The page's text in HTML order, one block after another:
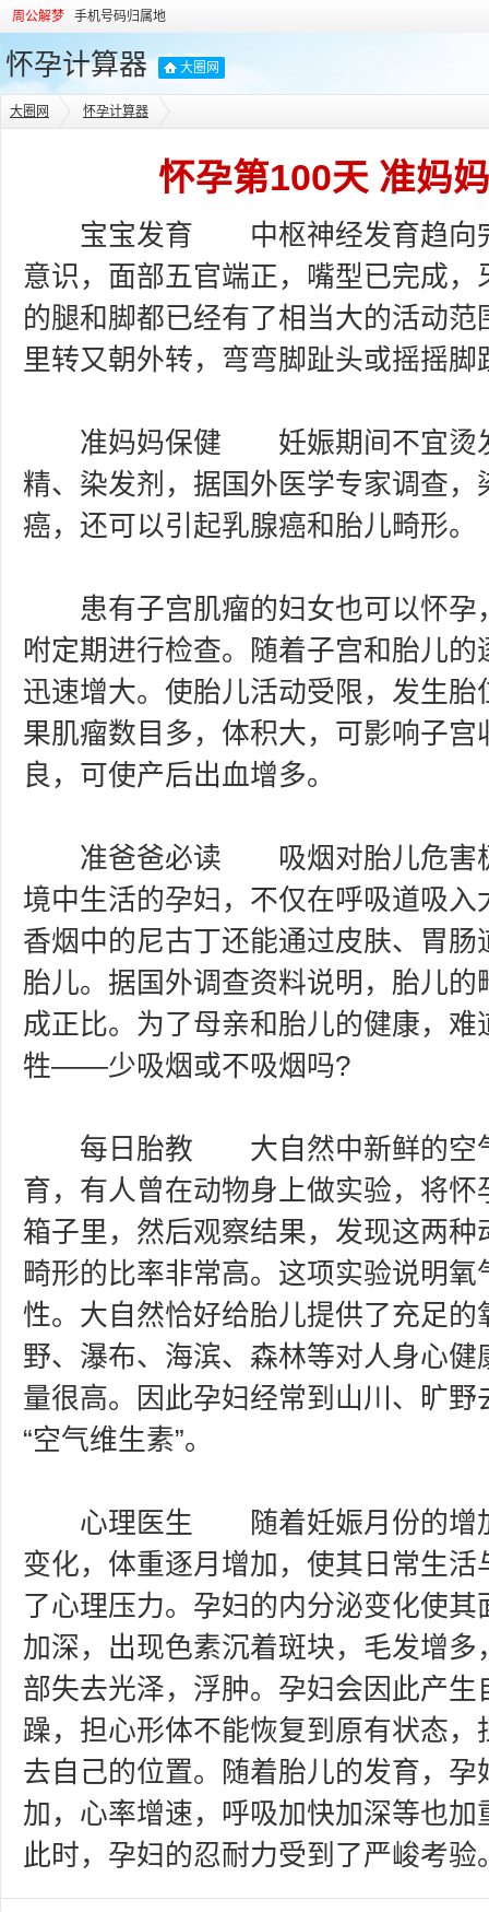
周公解梦 手机号码归属地
怀孕计算器 大圈网
大圈网 怀孕计算器
怀孕第100天 准妈
宝宝发育 中枢神经发育趋向完
意识，面部五官端正，嘴型已完成
的腿和脚都已经有了相当大的活动
里转又朝外转，弯弯脚趾头或摇摇脚
准妈妈保健 妊娠期间不宜烫发
精、染发剂，据国外医学专家调查，
癌，还可以引起乳腺癌和胎儿畸形。
患有子宫肌瘤的妇女也可以怀孕
咐定期进行检查。随着子宫和胎儿
迅速增大。使胎儿活动受限，发生
果肌瘤数目多，体积大，可影响子
良，可使产后出血增多。
准爸爸必读 吸烟对胎儿危害极
境中生活的孕妇，不仅在呼吸道吸
香烟中的尼古丁还能通过皮肤、胃
胎儿。据国外调查资料说明，胎儿
成正比。为了母亲和胎儿的健康，
牲——少吸烟或不吸烟吗?
每日胎教 大自然中新鲜的空气
育，有人曾在动物身上做实验，将
箱子里，然后观察结果，发现这两
畸形的比率非常高。这项实验说明
性。大自然恰好给胎儿提供了充足
野、瀑布、海滨、森林等对人身心
量很高。因此孕妇经常到山川、旷
“空气维生素”。
心理医生 随着妊娠月份的增加
变化，体重逐月增加，使其日常生
了心理压力。孕妇的内分泌变化使
加深，出现色素沉着斑块，毛发增
部失去光泽，浮肿。孕妇会因此产生
躁，担心形体不能恢复到原有状态
去自己的位置。随着胎儿的发育，孕
加，心率增速，呼吸加快加深等也
此时，孕妇的忍耐力受到了严峻考验